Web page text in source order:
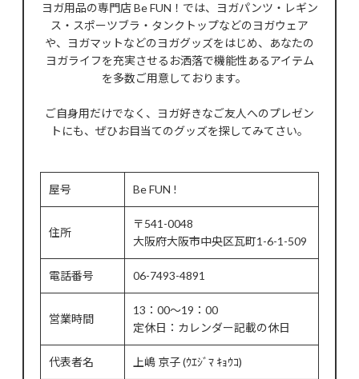
ヨガ用品の専門店 Be FUN！では、ヨガパンツ・レギン
ス・スポーツブラ・タンクトップなどのヨガウェア
や、ヨガマットなどのヨガグッズをはじめ、あなたの
ヨガライフを充実させるお洒落で機能性あるアイテム
を多数ご用意しております。
ご自身用だけでなく、ヨガ好きなご友人へのプレゼン
トにも、ぜひお目当てのグッズを探してみてさい。
屋号 Be FUN !
住所
〒541-0048
大阪府大阪市中央区瓦町1-6-1-509
電話番号 06-7493-4891
営業時間
13：00～19：00
定休日：カレンダー記載の休日
代表者名 上嶋 京子 (ｳｴｼﾞﾏ ｷｮｳｺ)